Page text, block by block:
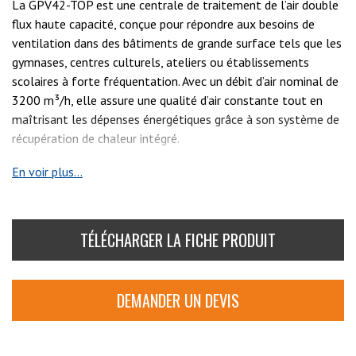
La GPV42-TOP est une centrale de traitement de l’air double
flux haute capacité, conçue pour répondre aux besoins de
ventilation dans des bâtiments de grande surface tels que les
gymnases, centres culturels, ateliers ou établissements
scolaires à forte fréquentation. Avec un débit d’air nominal de
3200 m³/h, elle assure une qualité d’air constante tout en
maîtrisant les dépenses énergétiques grâce à son système de
récupération de chaleur intégré.
Ce modèle se distingue par sa conception à conduits verticaux
les réseaux aérauliques doivent être distribués en plafond.
Cette configuration facilite l’intégration dans des locaux
techniques exigus et optimise la gestion des volumes.
La GPV42-TOP est équipée d’un échangeur de chaleur à
En voir plus...
TÉLÉCHARGER LA FICHE PRODUIT
DEMANDER UN DEVIS